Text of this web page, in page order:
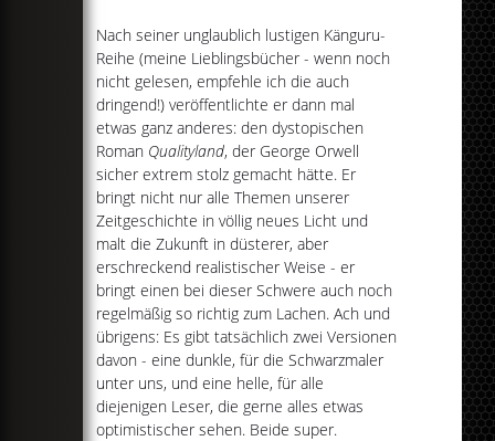
Nach seiner unglaublich lustigen Känguru-
Reihe (meine Lieblingsbücher - wenn noch
nicht gelesen, empfehle ich die auch
dringend!) veröffentlichte er dann mal
etwas ganz anderes: den dystopischen
Roman Qualityland, der George Orwell
sicher extrem stolz gemacht hätte. Er
bringt nicht nur alle Themen unserer
Zeitgeschichte in völlig neues Licht und
malt die Zukunft in düsterer, aber
erschreckend realistischer Weise - er
bringt einen bei dieser Schwere auch noch
regelmäßig so richtig zum Lachen. Ach und
übrigens: Es gibt tatsächlich zwei Versionen
davon - eine dunkle, für die Schwarzmaler
unter uns, und eine helle, für alle
diejenigen Leser, die gerne alles etwas
optimistischer sehen. Beide super.